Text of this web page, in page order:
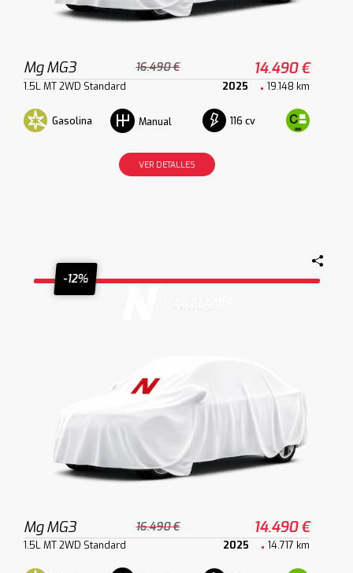
Mg MG3 16.490 € 14.490 €
1.5L MT 2WD Standard 2025 19.148 km
Gasolina Manual 116 cv
VER DETALLES
-12%
Mg MG3 16.490 € 14.490 €
1.5L MT 2WD Standard 2025 14.717 km